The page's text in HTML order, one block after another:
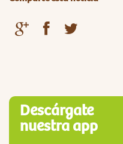
Descárgate
nuestra app